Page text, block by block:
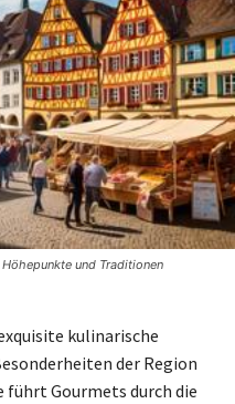
und Traditionen
kulinarische
der Region
führt Gourmets durch die